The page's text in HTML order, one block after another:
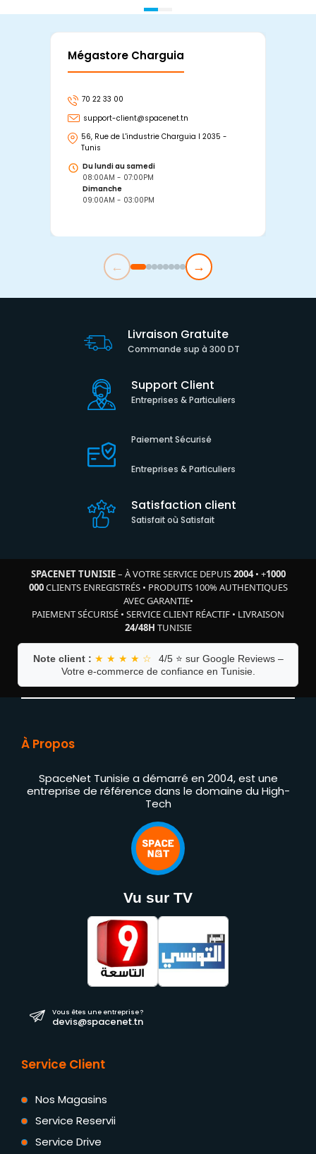
Mégastore Charguia
70 22 33 00
support-client@spacenet.tn
56, Rue de L'industrie Charguia I 2035 -
Tunis
Du lundi au samedi
08:00AM - 07:00PM
Dimanche
09:00AM - 03:00PM
← →
Livraison Gratuite
Commande sup à 300 DT
Support Client
Entreprises & Particuliers
Paiement Sécurisé
Entreprises & Particuliers
Satisfaction client
Satisfait où Satisfait
SPACENET TUNISIE– À VOTRE SERVICE DEPUIS2004• +1000
000CLIENTS ENREGISTRÉS• PRODUITS 100% AUTHENTIQUES
AVEC GARANTIE•
PAIEMENT SÉCURISÉ • SERVICE CLIENT RÉACTIF • LIVRAISON
24/48H TUNISIE
Note client : ★ ★ ★ ★ ☆
4/5 ⭐ sur Google Reviews –
Votre e-commerce de confiance en Tunisie.
À Propos
SpaceNet Tunisie a démarré en 2004, est une
entreprise de référence dans le domaine du High-
Tech
Vu sur TV
Vous êtes une entreprise ?
devis@spacenet.tn
Service Client
Nos Magasins
Service Reservii
Service Drive